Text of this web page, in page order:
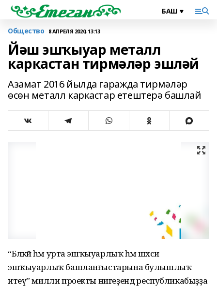
Общество 8 АПРЕЛЯ 2020, 13:13
Йәш эшҡыуар металл
каркастан тирмәләр эшләй
Азамат 2016 йылда гаражда тирмәләр
өсөн металл каркастар етештерә башлай
“Бәләкәй һәм урта эшҡыуарлыҡ һәм шәхси
эшҡыуарлыҡ башланғыстарына булышлыҡ
итеү” милли проекты нигеҙендә республикабыҙҙа